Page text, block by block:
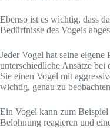
Ebenso ist es wichtig, dass
Bedürfnisse des Vogels
Jeder Vogel hat seine eigene
unterschiedliche Ansätze bei
Sie einen Vogel mit
wichtig, genau zu
Ein Vogel kann zum
Belohnung reagieren und